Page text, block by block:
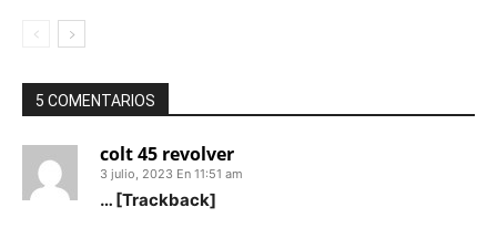
5 COMENTARIOS
colt 45 revolver
3 julio, 2023 En 11:51 am
… [Trackback]